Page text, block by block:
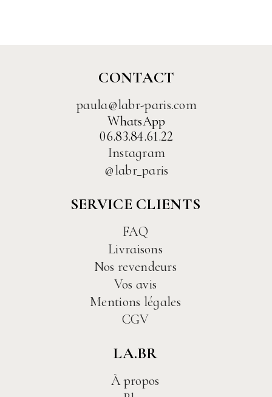
CONTACT
paula@labr-paris.com
WhatsApp
06.83.84.61.22
Instagram
@labr_paris
SERVICE CLIENTS
FAQ
Livraisons
Nos revendeurs
Vos avis
Mentions légales
CGV
LA.BR
À propos